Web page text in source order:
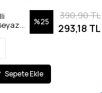
%25
390,90 TL
293,18 TL
Sepete Ekle